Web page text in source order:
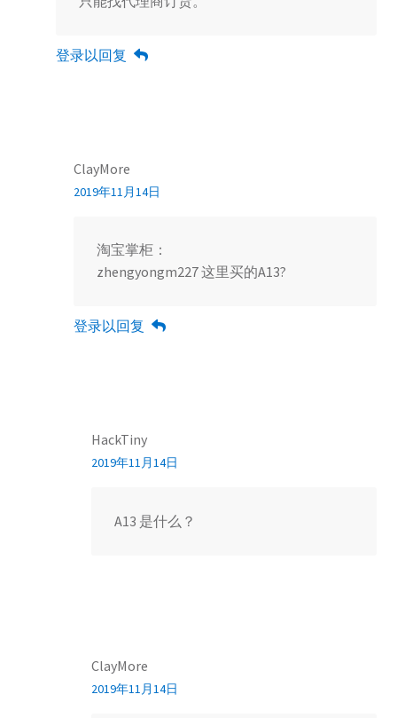
登录以回复
ClayMore
2019年11月14日
淘宝掌柜：
zhengyongm227 这里买的A13?
登录以回复
HackTiny
2019年11月14日
A13 是什么？
ClayMore
2019年11月14日